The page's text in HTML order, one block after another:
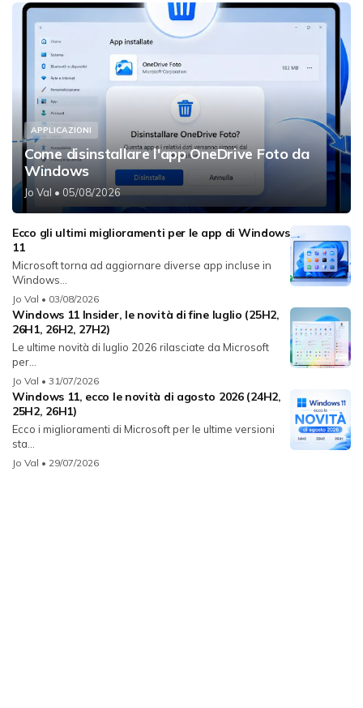
APPLICAZIONI
Come disinstallare l'app OneDrive Foto da
Windows
Jo Val • 05/08/2026
Ecco gli ultimi miglioramenti per le app di Windows
11
Microsoft torna ad aggiornare diverse app incluse in
Windows...
Jo Val • 03/08/2026
Windows 11 Insider, le novità di fine luglio (25H2,
26H1, 26H2, 27H2)
Le ultime novità di luglio 2026 rilasciate da Microsoft
per...
Jo Val • 31/07/2026
Windows 11, ecco le novità di agosto 2026 (24H2,
25H2, 26H1)
Ecco i miglioramenti di Microsoft per le ultime versioni
sta...
Jo Val • 29/07/2026